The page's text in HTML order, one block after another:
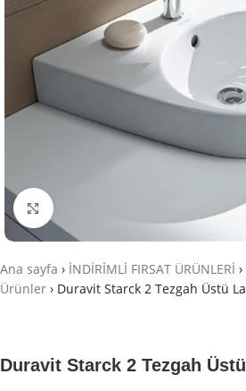
Büyütmek için tıklayın
Ana sayfa › İNDİRİMLİ FIRSAT ÜRÜNLERİ ›
Ürünler › Duravit Starck 2 Tezgah Üstü
Duravit Starck 2 Tezgah